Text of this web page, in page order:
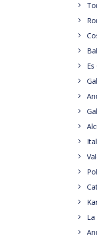
Es
La